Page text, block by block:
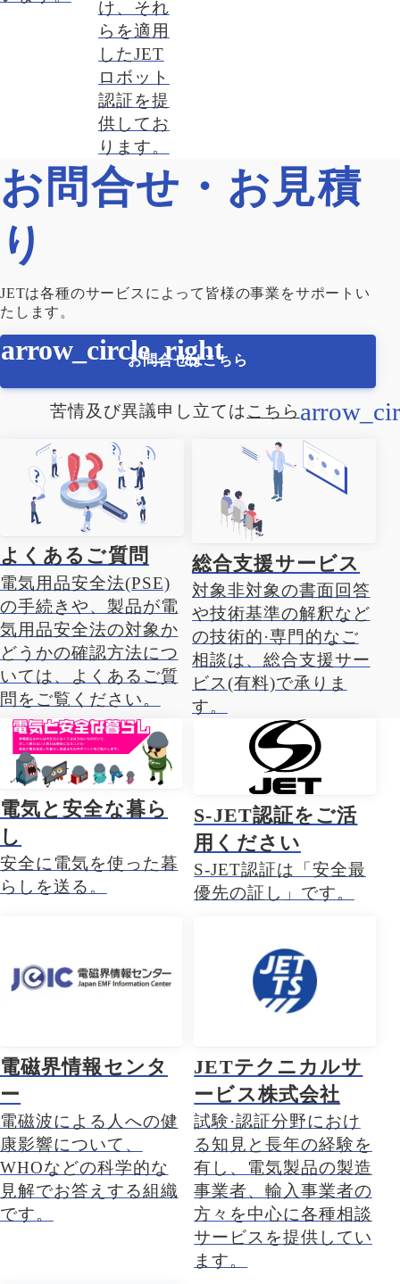
け、それ
らを適用
したJET
ロボット
認証を提
供してお
ります。
お問合せ・お見積
り
JETは各種のサービスによって皆様の事業をサポートい
たします。
お問合せはこちら
苦情及び異議申し立てはこちら
よくあるご質問
電気用品安全法(PSE)
の手続きや、製品が電
気用品安全法の対象か
どうかの確認方法につ
いては、よくあるご質
問をご覧ください。
総合支援サービス
対象非対象の書面回答
や技術基準の解釈など
の技術的·専門的なご
相談は、総合支援サー
ビス(有料)で承りま
す。
電気と安全な暮ら
し
安全に電気を使った暮
らしを送る。
S-JET認証をご活
用ください
S-JET認証は「安全最
優先の証し」です。
電磁界情報センタ
ー
電磁波による人への健
康影響について、
WHOなどの科学的な
見解でお答えする組織
です。
JETテクニカルサ
ービス株式会社
試験·認証分野におけ
る知見と長年の経験を
有し、電気製品の製造
事業者、輸入事業者の
方々を中心に各種相談
サービスを提供してい
ます。